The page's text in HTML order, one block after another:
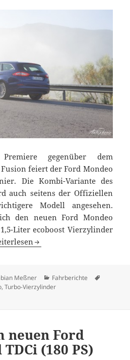
gegenüber dem
feiert der Ford Mondeo
Die Kombi-Variante des
auch seitens der Offiziellen
Modell angesehen.
den neuen Ford Mondeo
Liter ecoboost Vierzylinder
im Ford Mondeo Turnier 1.5l
Meßner Kategorien
Fahrberichte
,Turbo-Vierzylinder
neuen Ford
(180 PS)